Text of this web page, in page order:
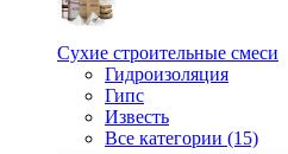
Сухие строительные смеси
Гидроизоляция
Гипс
Известь
Все категории (15)